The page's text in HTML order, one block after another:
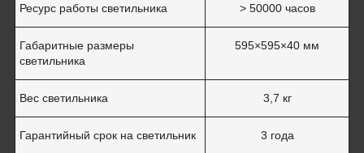
Ресурс работы светильника > 50000 часов
Габаритные размеры
светильника
595×595×40 мм
Вес светильника 3,7 кг
Гарантийный срок на светильник 3 года